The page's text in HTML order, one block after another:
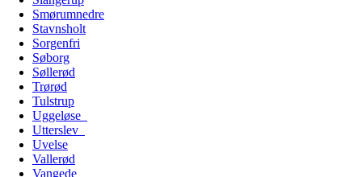
Smørumnedre
Stavnsholt
Sorgenfri
Søborg
Søllerød
Trørød
Tulstrup
Uggeløse
Utterslev
Uvelse
Vallerød
Vangede